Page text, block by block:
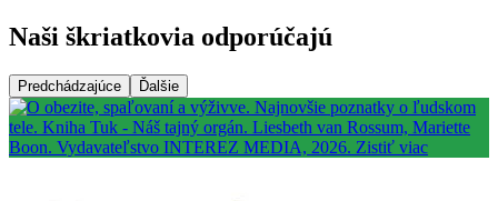
Naši škriatkovia odporúčajú
Predchádzajúce Ďalšie